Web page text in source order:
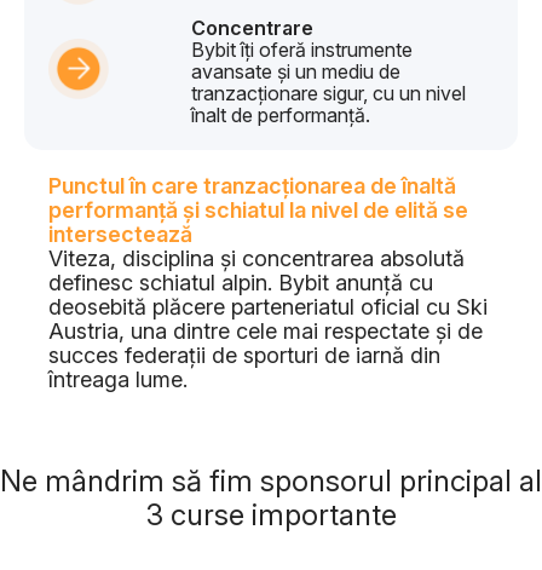
Concentrare
Bybit îți oferă instrumente
avansate și un mediu de
tranzacționare sigur, cu un nivel
înalt de performanță.
Punctul în care tranzacționarea de înaltă
performanță și schiatul la nivel de elită se
intersectează
Viteza, disciplina și concentrarea absolută
definesc schiatul alpin. Bybit anunță cu
deosebită plăcere parteneriatul oficial cu Ski
Austria, una dintre cele mai respectate și de
succes federații de sporturi de iarnă din
întreaga lume.
Ne mândrim să fim sponsorul principal al
3 curse importante